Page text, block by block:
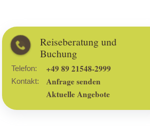
Reiseberatung und
Buchung
Telefon: +49 89 21548-2999
Kontakt:
Anfrage senden
Aktuelle Angebote